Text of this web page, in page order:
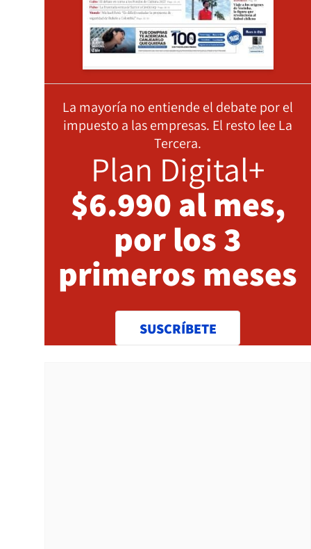
La mayoría no entiende el debate por el
impuesto a las empresas. El resto lee La
Tercera.
Plan Digital+
$6.990 al mes,
por los 3
primeros meses
SUSCRÍBETE